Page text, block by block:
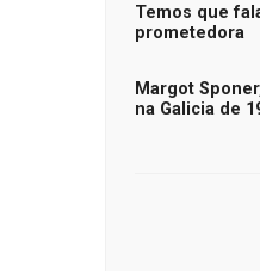
Temos que
prometedora
Margot
na Galicia de